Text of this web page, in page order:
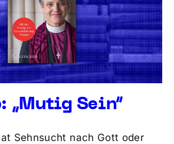
„Mutig Sein“
Sehnsucht nach Gott oder